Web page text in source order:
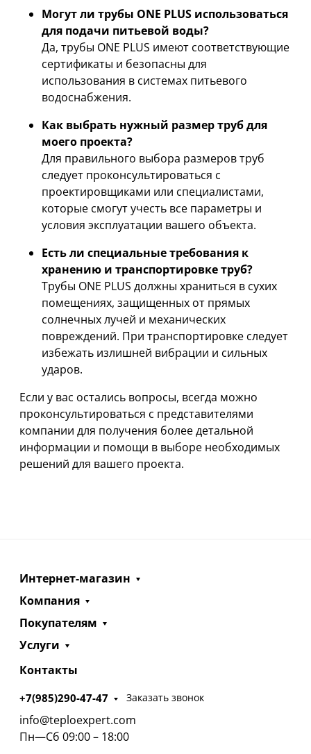
Могут ли трубы ONE PLUS использоваться
для подачи питьевой воды?
Да, трубы ONE PLUS имеют соответствующие
сертификаты и безопасны для
использования в системах питьевого
водоснабжения.
Как выбрать нужный размер труб для
моего проекта?
Для правильного выбора размеров труб
следует проконсультироваться с
проектировщиками или специалистами,
которые смогут учесть все параметры и
условия эксплуатации вашего объекта.
Есть ли специальные требования к
хранению и транспортировке труб?
Трубы ONE PLUS должны храниться в сухих
помещениях, защищенных от прямых
солнечных лучей и механических
повреждений. При транспортировке следует
избежать излишней вибрации и сильных
ударов.
Если у вас остались вопросы, всегда можно
проконсультироваться с представителями
компании для получения более детальной
информации и помощи в выборе необходимых
решений для вашего проекта.
Интернет-магазин
Компания
Покупателям
Услуги
Контакты
+7(985)290-47-47 Заказать звонок
info@teploexpert.com
Пн—Сб 09:00 – 18:00